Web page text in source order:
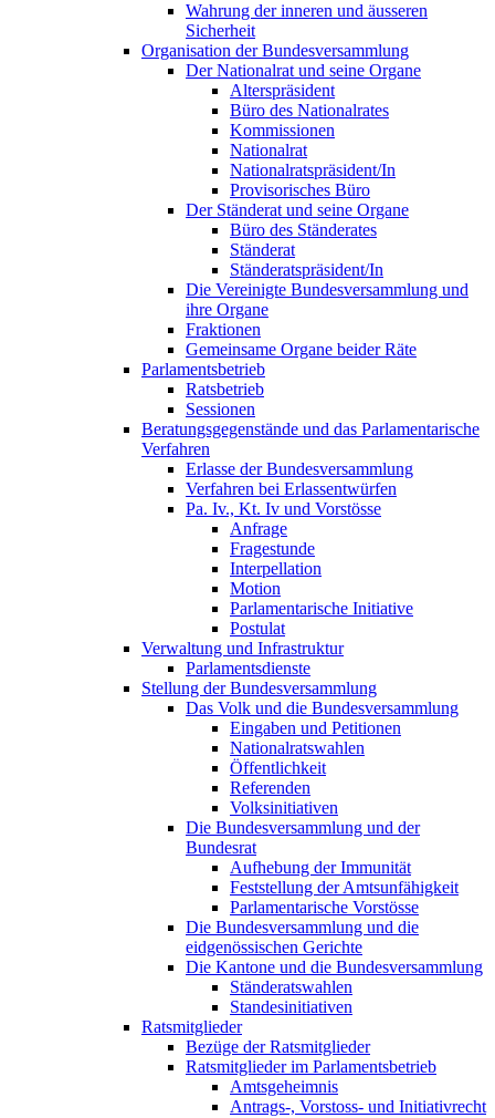
Wahrung der inneren und äusseren
Sicherheit
Organisation der Bundesversammlung
Der Nationalrat und seine Organe
Alterspräsident
Büro des Nationalrates
Kommissionen
Nationalrat
Nationalratspräsident/In
Provisorisches Büro
Der Ständerat und seine Organe
Büro des Ständerates
Ständerat
Ständeratspräsident/In
Die Vereinigte Bundesversammlung und
ihre Organe
Fraktionen
Gemeinsame Organe beider Räte
Parlamentsbetrieb
Ratsbetrieb
Sessionen
Beratungsgegenstände und das Parlamentarische
Verfahren
Erlasse der Bundesversammlung
Verfahren bei Erlassentwürfen
Pa. Iv., Kt. Iv und Vorstösse
Anfrage
Fragestunde
Interpellation
Motion
Parlamentarische Initiative
Postulat
Verwaltung und Infrastruktur
Parlamentsdienste
Stellung der Bundesversammlung
Das Volk und die Bundesversammlung
Eingaben und Petitionen
Nationalratswahlen
Öffentlichkeit
Referenden
Volksinitiativen
Die Bundesversammlung und der
Bundesrat
Aufhebung der Immunität
Feststellung der Amtsunfähigkeit
Parlamentarische Vorstösse
Die Bundesversammlung und die
eidgenössischen Gerichte
Die Kantone und die Bundesversammlung
Ständeratswahlen
Standesinitiativen
Ratsmitglieder
Bezüge der Ratsmitglieder
Ratsmitglieder im Parlamentsbetrieb
Amtsgeheimnis
Antrags-, Vorstoss- und Initiativrecht